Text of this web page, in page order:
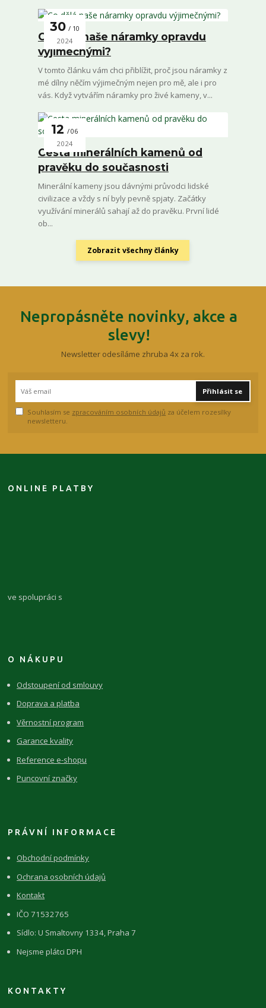
30 10
2024
Co dělá naše náramky opravdu
výjimečnými?
V tomto článku vám chci přiblížit, proč jsou náramky z
mé dílny něčím výjimečným nejen pro mě, ale i pro
vás. Když vytvářím náramky pro živé kameny, v...
12 06
2024
Cesta minerálních kamenů od
pravěku do současnosti
Minerální kameny jsou dávnými průvodci lidské
civilizace a vždy s ní byly pevně spjaty. Začátky
využívání minerálů sahají až do pravěku. První lidé
ob...
Zobrazit všechny články
Nepropásněte novinky, akce a
slevy!
Newsletter odesíláme zhruba 4x za rok.
Přihlásit se
Souhlasím se zpracováním osobních údajů za účelem rozesílky
newsletteru.
ONLINE PLATBY
ve spolupráci s
O NÁKUPU
Odstoupení od smlouvy
Doprava a platba
Věrnostní program
Garance kvality
Reference e-shopu
Puncovní značky
PRÁVNÍ INFORMACE
Obchodní podmínky
Ochrana osobních údajů
Kontakt
IČO 71532765
Sídlo: U Smaltovny 1334, Praha 7
Nejsme plátci DPH
KONTAKTY